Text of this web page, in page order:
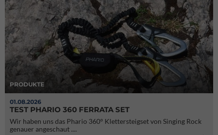
PRODUKTE
01.08.2026
TEST PHARIO 360 FERRATA SET
Wir haben uns das Phario 360° Klettersteigset von Singing Rock
genauer angeschaut ....